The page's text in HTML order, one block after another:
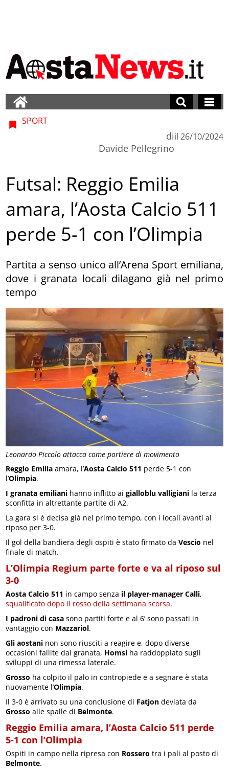
Leonardo Piccolo attacca come portiere di movimento
SPORT
di
Davide Pellegrino
il 26/10/2024
Futsal: Reggio Emilia
amara, l’Aosta Calcio 511
perde 5-1 con l’Olimpia
Partita a senso unico all’Arena Sport emiliana,
dove i granata locali dilagano già nel primo
tempo
Reggio Emilia amara, l’Aosta Calcio 511 perde 5-1 con
l’Olimpia.
I granata emiliani hanno inflitto aigialloblu valligiani la terza
sconfitta in altrettante partite di A2.
La gara si è decisa già nel primo tempo, con i locali avanti al
riposo per 3-0.
Il gol della bandiera degli ospiti è stato firmato daVescio nel
finale di match.
L’Olimpia Regium parte forte e va al riposo sul
3-0
Aosta Calcio 511 in campo senza il player-manager Calli,
squalificato dopo il rosso della settimana scorsa.
I padroni di casa sono partiti forte e al 6’ sono passati in
vantaggio con Mazzariol.
Gli aostani non sono riusciti a reagire e, dopo diverse
occasioni fallite dai granata, Homsi ha raddoppiato sugli
sviluppi di una rimessa laterale.
Grosso ha colpito il palo in contropiede e a segnare è stata
nuovamente l’Olimpia.
Il 3-0 è arrivato su una conclusione di Fatjon deviata da
Grosso alle spalle di Belmonte.
Reggio Emilia amara, l’Aosta Calcio 511 perde
5-1 con l’Olimpia
Ospiti in campo nella ripresa con Rossero tra i pali al posto di
Belmonte.